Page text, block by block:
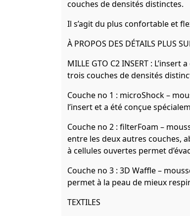
couches de densités distinctes.
Il s’agit du plus confortable et
À PROPOS DES DÉTAILS PLUS
MILLE GTO C2 INSERT :
trois couches de densités
Couche no 1 : microShock –
l’insert et a été conçue
Couche no 2 : filterFoam –
entre les deux autres couches,
à cellules ouvertes permet
Couche no 3 : 3D Waffle –
permet à la peau de mieux
TEXTILES